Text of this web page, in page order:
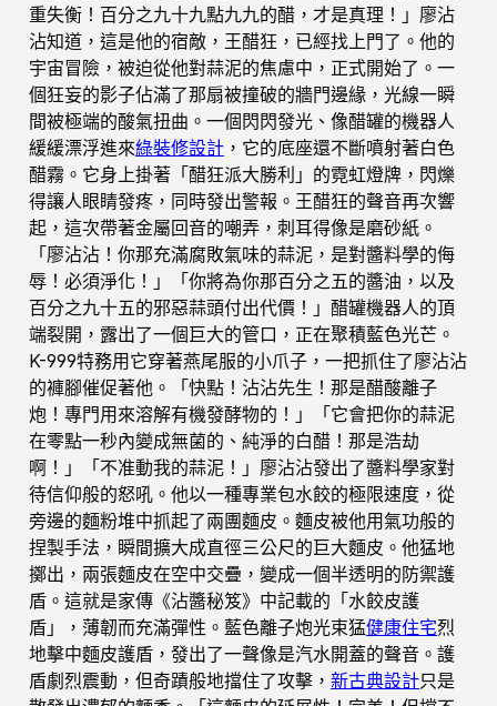
重失衡！百分之九十九點九九的醋，才是真理！」廖沾
沾知道，這是他的宿敵，王醋狂，已經找上門了。他的
宇宙冒險，被迫從他對蒜泥的焦慮中，正式開始了。一
個狂妄的影子佔滿了那扇被撞破的牆門邊緣，光線一瞬
間被極端的酸氣扭曲。一個閃閃發光、像醋罐的機器人
緩緩漂浮進來綠裝修設計 ，它的底座還不斷噴射著白色
醋霧。它身上掛著「醋狂派大勝利」的霓虹燈牌，閃爍
得讓人眼睛發疼，同時發出警報。王醋狂的聲音再次響
起，這次帶著金屬回音的嘲弄，刺耳得像是磨砂紙。
「廖沾沾！你那充滿腐敗氣味的蒜泥，是對醬料學的侮
辱！必須淨化！」「你將為你那百分之五的醬油，以及
百分之九十五的邪惡蒜頭付出代價！」醋罐機器人的頂
端裂開，露出了一個巨大的管口，正在聚積藍色光芒。
K-999特務用它穿著燕尾服的小爪子，一把抓住了廖沾沾
的褲腳催促著他。「快點！沾沾先生！那是醋酸離子
炮！專門用來溶解有機發酵物的！」「它會把你的蒜泥
在零點一秒內變成無菌的、純淨的白醋！那是浩劫
啊！」「不准動我的蒜泥！」廖沾沾發出了醬料學家對
待信仰般的怒吼。他以一種專業包水餃的極限速度，從
旁邊的麵粉堆中抓起了兩團麵皮。麵皮被他用氣功般的
捏製手法，瞬間擴大成直徑三公尺的巨大麵皮。他猛地
擲出，兩張麵皮在空中交疊，變成一個半透明的防禦護
盾。這就是家傳《沾醬秘笈》中記載的「水餃皮護
盾」，薄韌而充滿彈性。藍色離子炮光束猛健康住宅烈
地擊中麵皮護盾，發出了一聲像是汽水開蓋的聲音。護
盾劇烈震動，但奇蹟般地擋住了攻擊， 新古典設計只是